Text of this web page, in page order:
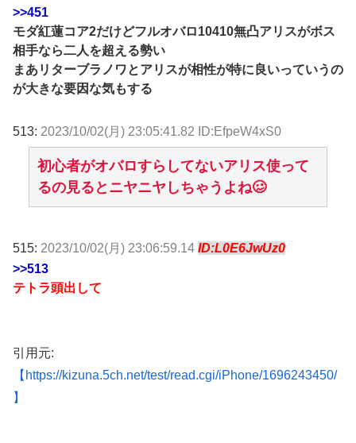
>>451
モダ紅蓮コア2だけどフルオバロ10410無凸アリスがボス
相手なら二人を超える勢い
まあリターブラノワとアリスが相性が特に良いっていうの
が大きな要因な気もする
513: 2023/10/02(月) 23:05:41.82 ID:EfpeW4xS0
初心者がオバロすらしてないアリス使って
るの見るとニヤニヤしちゃうよね🥴
515: 2023/10/02(月) 23:06:59.14 ID:L0E6JwUz0
>>513
テトラ頭出して
引用元:
【https://kizuna.5ch.net/test/read.cgi/iPhone/1696243450/
】